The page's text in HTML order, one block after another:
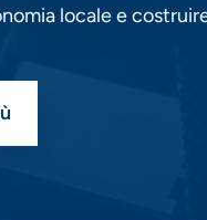
locale e